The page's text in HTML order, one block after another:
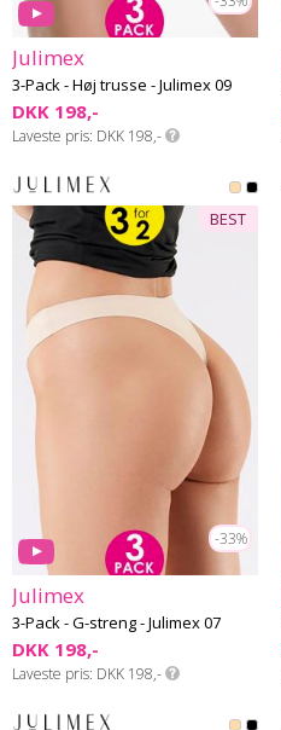
Julimex
3-Pack - Høj trusse - Julimex 09
DKK 198,-
Laveste pris DKK 198,-
-33%
BEST
Julimex
3-Pack - G-streng - Julimex 07
DKK 198,-
Laveste pris DKK 198,-